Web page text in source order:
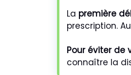
La première
prescription.
Pour éviter de
connaître la